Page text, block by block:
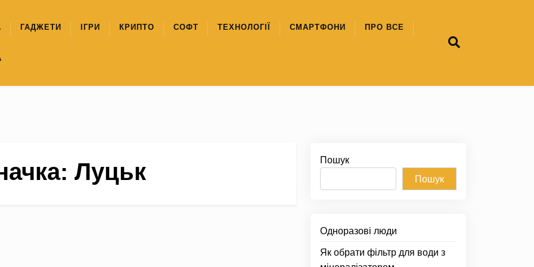
ГАДЖЕТИ ІГРИ КРИПТО СОФТ ТЕХНОЛОГІЇ СМАРТФОНИ ПРО ВСЕ
Луцьк
Пошук
Пошук
Одноразові люди
Як обрати фільтр для води з